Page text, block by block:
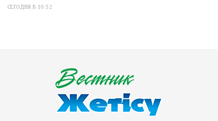
СЕГОДНЯ В 10:52